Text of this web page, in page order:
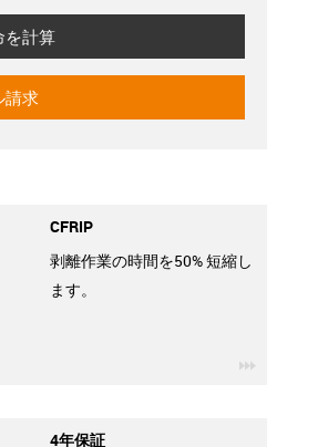
を計算
請求
CFRIP
剥離作業の時間を50% 短縮し
ます。
4年保証